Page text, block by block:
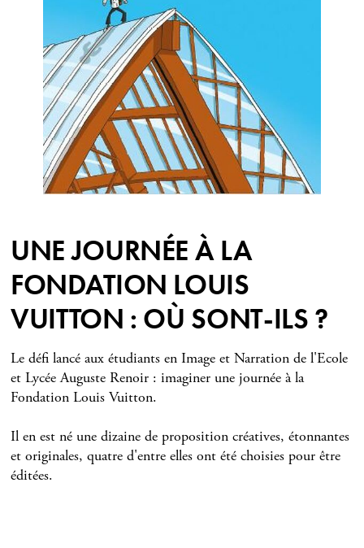
UNE JOURNÉE À LA
FONDATION LOUIS
VUITTON : OÙ SONT-ILS ?
Le défi lancé aux étudiants en Image et Narration de l'Ecole
et Lycée Auguste Renoir : imaginer une journée à la
Fondation Louis Vuitton.
Il en est né une dizaine de proposition créatives, étonnantes
et originales, quatre d'entre elles ont été choisies pour être
éditées.